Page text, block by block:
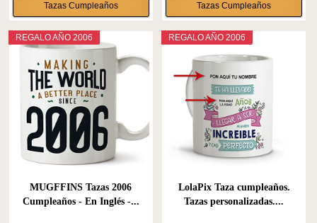
Tazas Cumpleaños Tazas Cumpleaños
REGALO AÑO 2006
MUGFFINS Tazas 2006
Cumpleaños - En Inglés -...
REGALO AÑO 2006
LolaPix Taza cumpleaños.
Tazas personalizadas....